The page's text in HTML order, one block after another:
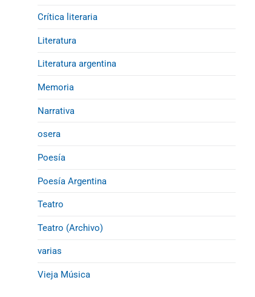
Crítica literaria
Literatura
Literatura argentina
Memoria
Narrativa
osera
Poesía
Poesía Argentina
Teatro
Teatro (Archivo)
varias
Vieja Música